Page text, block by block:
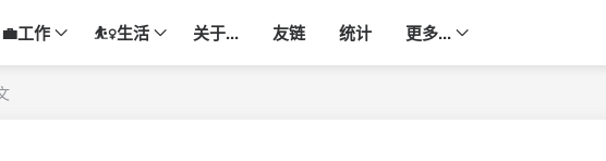
💼工作 ⛹️‍♀️生活 关于... 友链 统计 更多...